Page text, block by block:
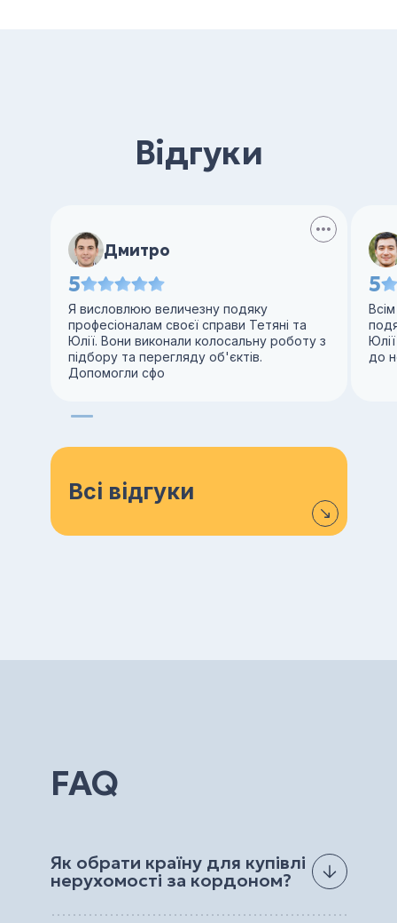
Відгуки
Дмитро
5
Я висловлюю величезну подяку
професіоналам своєї справи Тетяні та
Юлії. Вони виконали колосальну роботу з
підбору та перегляду об'єктів.
Допомогли сфо
5
до
Всі відгуки
FAQ
Як обрати країну для купівлі
нерухомості за кордоном?
Країну для купівлі нерухомості за кордоном